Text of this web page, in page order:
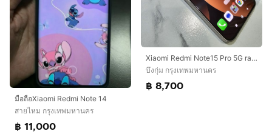
มือถือXiaomi Redmi Note 14
สายไหม กรุงเทพมหานคร
฿ 11,000
Xiaomi Redmi Note15 Pro 5G ram8 rom256 ประกัน1ปี เครื่องรีวิวสภาพ99 สี Titanium
บึงกุ่ม กรุงเทพมหานคร
฿ 8,700